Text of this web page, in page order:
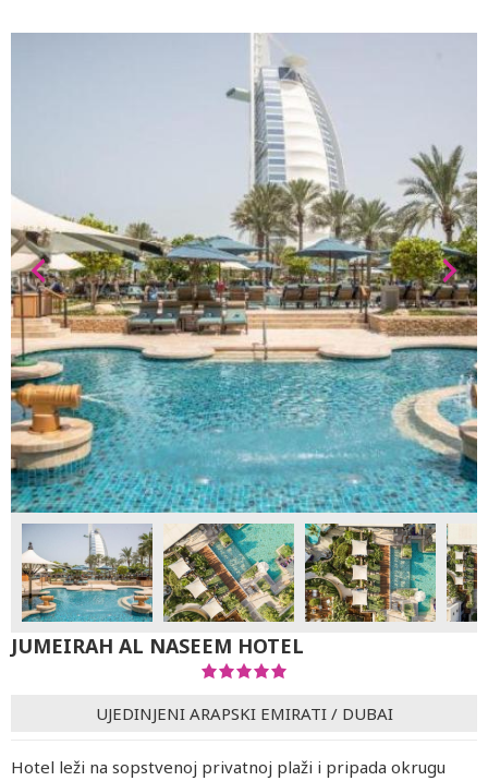
JUMEIRAH AL NASEEM HOTEL
UJEDINJENI ARAPSKI EMIRATI/ DUBAI
Hotel leži na sopstvenoj privatnoj plaži i pripada okrugu